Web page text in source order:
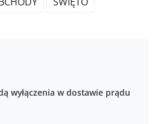
wyłączenia w dostawie prądu